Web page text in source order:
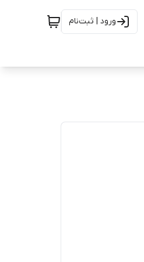
ورود | ثبت‌نام